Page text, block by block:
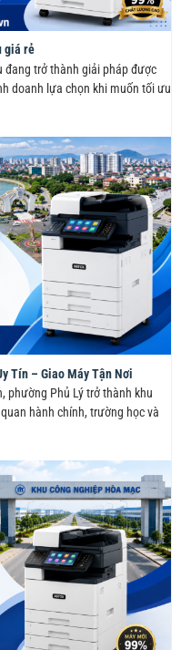
giá rẻ
đang trở thành giải pháp được
doanh lựa chọn khi muốn tối ưu
Tín – Giao Máy Tận Nơi
phường Phủ Lý trở thành khu
hành chính, trường học và